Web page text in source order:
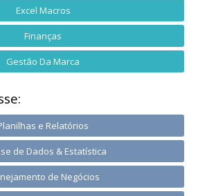
Excel Macros
Finanças
Gestão Da Marca
e Relatórios
de Dados & Estatística
de Negócios